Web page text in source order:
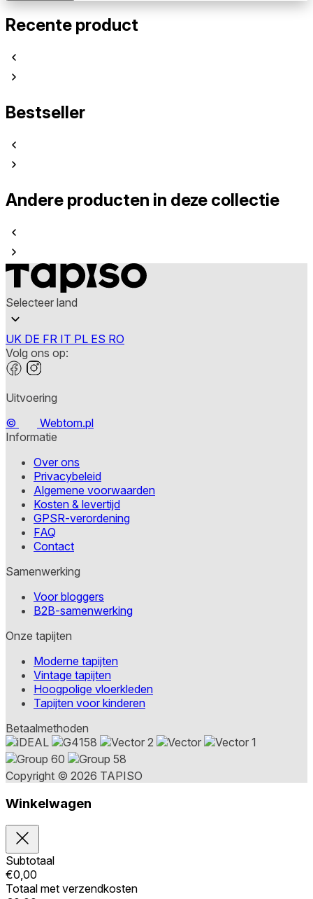
Recente product
Bestseller
Andere producten in deze collectie
Selecteer land
UK DE FR IT PL ES RO
Volg ons op:
Uitvoering
©
Webtom.pl
Informatie
Over ons
Privacybeleid
Algemene voorwaarden
Kosten & levertijd
GPSR-verordening
FAQ
Contact
Samenwerking
Voor bloggers
B2B-samenwerking
Onze tapijten
Moderne tapijten
Vintage tapijten
Hoogpolige vloerkleden
Tapijten voor kinderen
Betaalmethoden
Copyright © 2026 TAPISO
Winkelwagen
Subtotaal
€0,00
Totaal met verzendkosten